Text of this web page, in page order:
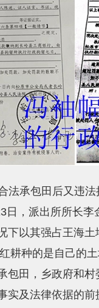
法承包田后又违
日，派出所所长
下以其强占王海
耕种的是自己的
包田，乡政府和
实及法律依据的